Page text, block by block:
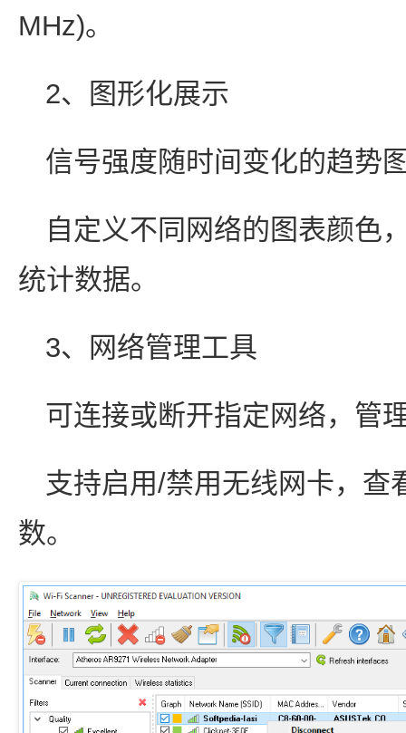
MHz)。
2、图形化展示
信号强度随时间变化的趋势
自定义不同网络的图表颜色
统计数据。
3、网络管理工具
可连接或断开指定网络，管
支持启用/禁用无线网卡，查
数。